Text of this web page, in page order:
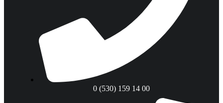
0 (530) 159 14 00